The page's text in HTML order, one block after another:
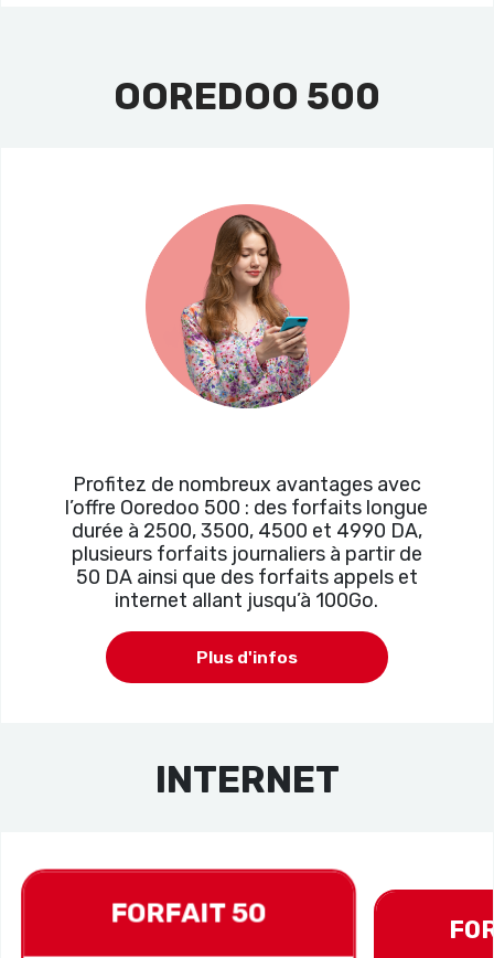
OOREDOO 500
Profitez de nombreux avantages avec
l’offre Ooredoo 500 : des forfaits longue
durée à 2500, 3500, 4500 et 4990 DA,
plusieurs forfaits journaliers à partir de
50 DA ainsi que des forfaits appels et
internet allant jusqu’à 100Go.
Plus d'infos
INTERNET
FORFAIT 50